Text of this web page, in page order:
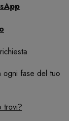
ogni fase del tuo
trovi?